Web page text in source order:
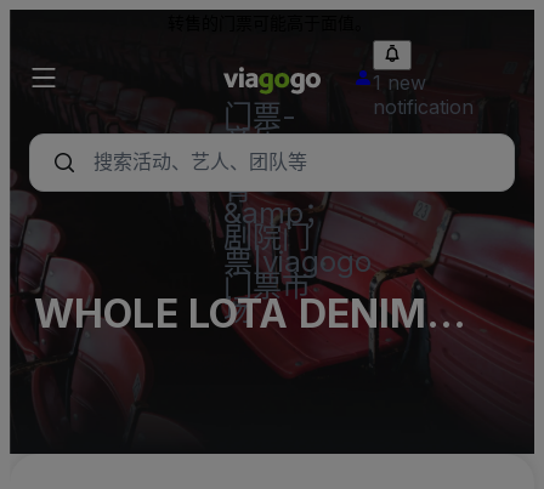
门票-
音乐
会，体
育
&amp；
剧院门
票|viagogo
门票市
场
1 new
notification
WHOLE LOTA DENIM
Parking Lots (InActive)